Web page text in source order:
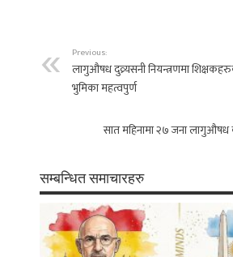
Previous:
लागुऔषध दुव्र्यसनी नियन्त्रणमा
भुमिका महत्वपुर्ण
सात महिनामा २७ जना लागुऔषध
सम्बन्धित समाचारहरु